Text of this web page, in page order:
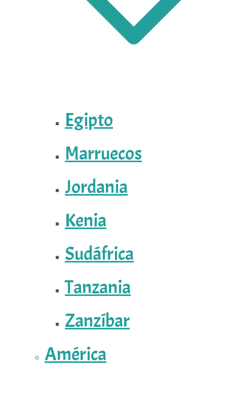
Egipto
Marruecos
Jordania
Kenia
Sudáfrica
Tanzania
Zanzíbar
América